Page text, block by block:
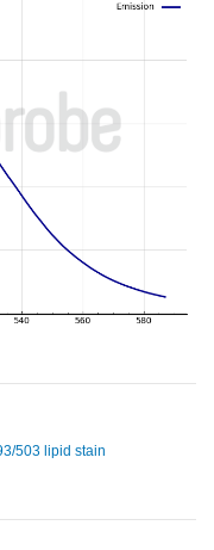
503 lipid stain